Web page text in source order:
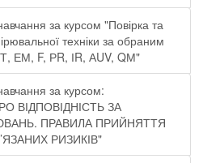
за курсом "Повірка та
техніки за обраним
ЕМ, F, РR, ІR, АUV, QМ"
за курсом:
ВІДПОВІДНІСТЬ ЗА
ПРАВИЛА ПРИЙНЯТТЯ
РИЗИКІВ"